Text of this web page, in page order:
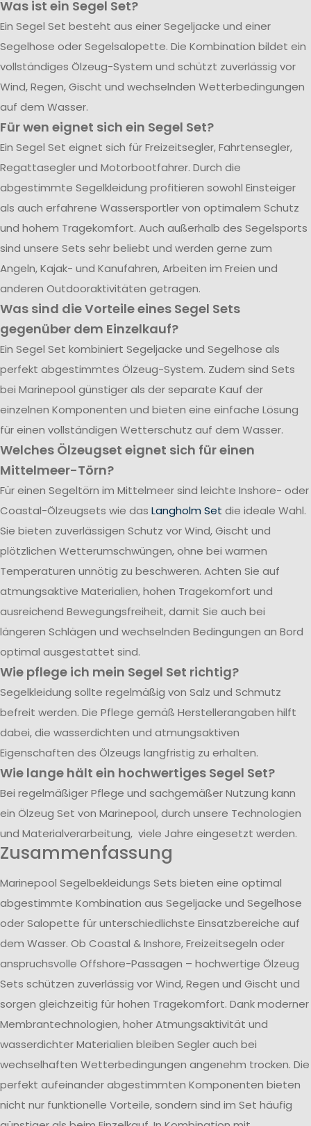
Was ist ein Segel Set?
Ein Segel Set besteht aus einer Segeljacke und einer
Segelhose oder Segelsalopette. Die Kombination bildet ein
vollständiges Ölzeug-System und schützt zuverlässig vor
Wind, Regen, Gischt und wechselnden Wetterbedingungen
auf dem Wasser.
Für wen eignet sich ein Segel Set?
Ein Segel Set eignet sich für Freizeitsegler, Fahrtensegler,
Regattasegler und Motorbootfahrer. Durch die
abgestimmte Segelkleidung profitieren sowohl Einsteiger
als auch erfahrene Wassersportler von optimalem Schutz
und hohem Tragekomfort. Auch außerhalb des Segelsports
sind unsere Sets sehr beliebt und werden gerne zum
Angeln, Kajak- und Kanufahren, Arbeiten im Freien und
anderen Outdooraktivitäten getragen.
Was sind die Vorteile eines Segel Sets
gegenüber dem Einzelkauf?
Ein Segel Set kombiniert Segeljacke und Segelhose als
perfekt abgestimmtes Ölzeug-System. Zudem sind Sets
bei Marinepool günstiger als der separate Kauf der
einzelnen Komponenten und bieten eine einfache Lösung
für einen vollständigen Wetterschutz auf dem Wasser.
Welches Ölzeugset eignet sich für einen
Mittelmeer-Törn?
Für einen Segeltörn im Mittelmeer sind leichte Inshore- oder
Coastal-Ölzeugsets wie das Langholm Set die ideale Wahl.
Sie bieten zuverlässigen Schutz vor Wind, Gischt und
plötzlichen Wetterumschwüngen, ohne bei warmen
Temperaturen unnötig zu beschweren. Achten Sie auf
atmungsaktive Materialien, hohen Tragekomfort und
ausreichend Bewegungsfreiheit, damit Sie auch bei
längeren Schlägen und wechselnden Bedingungen an Bord
optimal ausgestattet sind.
Wie pflege ich mein Segel Set richtig?
Segelkleidung sollte regelmäßig von Salz und Schmutz
befreit werden. Die Pflege gemäß Herstellerangaben hilft
dabei, die wasserdichten und atmungsaktiven
Eigenschaften des Ölzeugs langfristig zu erhalten.
Wie lange hält ein hochwertiges Segel Set?
Bei regelmäßiger Pflege und sachgemäßer Nutzung kann
ein Ölzeug Set von Marinepool, durch unsere Technologien
und Materialverarbeitung, viele Jahre eingesetzt werden.
Zusammenfassung
Marinepool Segelbekleidungs Sets bieten eine optimal
abgestimmte Kombination aus Segeljacke und Segelhose
oder Salopette für unterschiedlichste Einsatzbereiche auf
dem Wasser. Ob Coastal & Inshore, Freizeitsegeln oder
anspruchsvolle Offshore-Passagen – hochwertige Ölzeug
Sets schützen zuverlässig vor Wind, Regen und Gischt und
sorgen gleichzeitig für hohen Tragekomfort. Dank moderner
Membrantechnologien, hoher Atmungsaktivität und
wasserdichter Materialien bleiben Segler auch bei
wechselhaften Wetterbedingungen angenehm trocken. Die
perfekt aufeinander abgestimmten Komponenten bieten
nicht nur funktionelle Vorteile, sondern sind im Set häufig